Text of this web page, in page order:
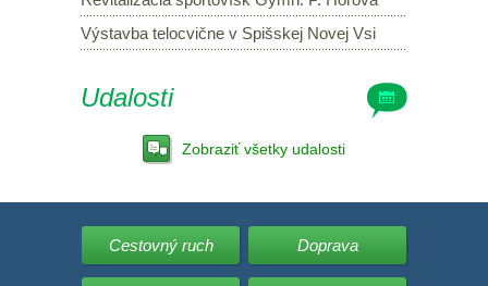
Výstavba telocvične v Spišskej Novej Vsi
Udalosti
Zobraziť všetky udalosti
Cestovný ruch Doprava